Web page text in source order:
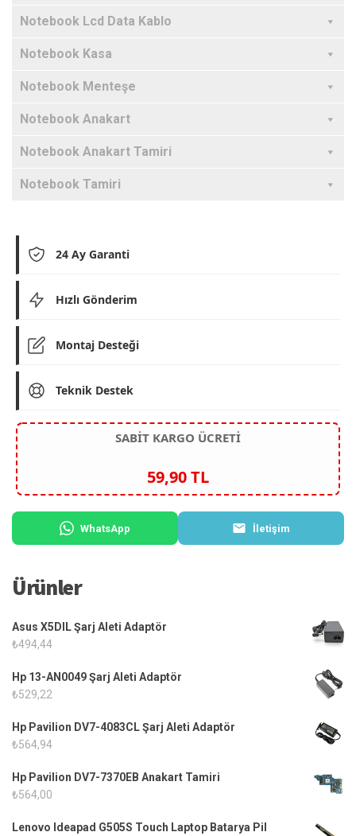
Notebook Lcd Data Kablo
Notebook Kasa
Notebook Menteşe
Notebook Anakart
Notebook Anakart Tamiri
Notebook Tamiri
24 Ay Garanti
Hızlı Gönderim
Montaj Desteği
Teknik Destek
SABİT KARGO ÜCRETİ
59,90 TL
WhatsApp İletişim
Ürünler
Asus X5DIL Şarj Aleti Adaptör
₺494,44
Hp 13-AN0049 Şarj Aleti Adaptör
₺529,22
Hp Pavilion DV7-4083CL Şarj Aleti Adaptör
₺564,94
Hp Pavilion DV7-7370EB Anakart Tamiri
₺564,00
Lenovo Ideapad G505S Touch Laptop Batarya Pil